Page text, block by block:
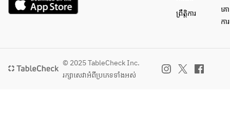
ព្រឹត្តិការ
គ
កា
© 2025 TableCheck Inc.
រក្សាសេវា​អំពីប្រភេទទាំងអស់